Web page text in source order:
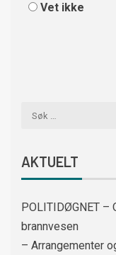
Vet ikke
AKTUELT
POLITIDØGNET –
brannvesen
– Arrangementer